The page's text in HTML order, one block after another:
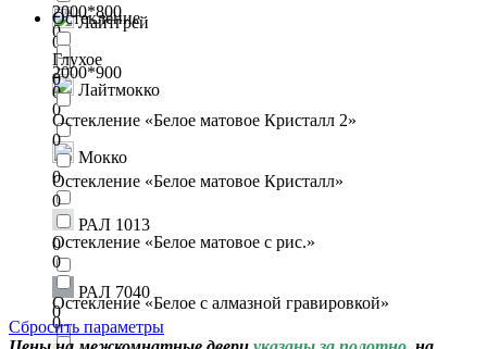
Лайтгрей
0
Лайтмокко
0
Мокко
0
РАЛ 1013
0
РАЛ 7040
0
2000*800
0
2000*900
0
Остекление
Глухое
0
Остекление «Белое матовое Кристалл 2»
0
Остекление «Белое матовое Кристалл»
0
Остекление «Белое матовое с рис.»
0
Остекление «Белое с алмазной гравировкой»
0
Сбросить параметры